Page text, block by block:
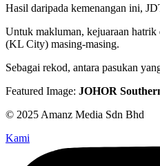
Hasil daripada kemenangan ini,
Untuk makluman, kejuaraan hatrik
(KL City) masing-masing.
Sebagai rekod, antara pasukan
Featured Image: JOHOR
© 2025 Amanz Media Sdn Bhd
Kami